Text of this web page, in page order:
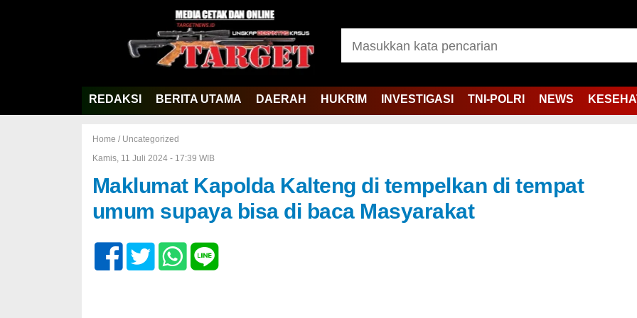
REDAKSI BERITA UTAMA DAERAH HUKRIM INVESTIGASI TNI-POLRI NEWS
Home / Uncategorized
Kamis, 11 Juli 2024 - 17:39 WIB
Maklumat Kapolda Kalteng di tempelkan di tempat
umum supaya bisa di baca Masyarakat